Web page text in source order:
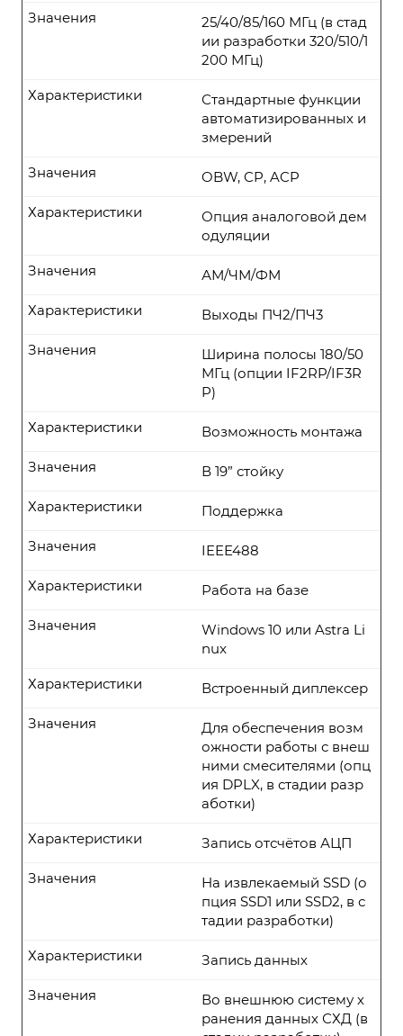
25/40/85/160 МГц (в стад
ии разработки 320/510/1
200 МГц)
Значения
Стандартные функции
автоматизированных и
змерений
Характеристики
OBW, CP, ACP
Значения
Опция аналоговой дем
одуляции
Характеристики
АМ/ЧМ/ФМ
Значения
Выходы ПЧ2/ПЧ3
Характеристики
Ширина полосы 180/50
МГц (опции IF2RP/IF3R
P)
Значения
Возможность монтажа
Характеристики
В 19” стойку
Значения
Поддержка
Характеристики
IEEE488
Значения
Работа на базе
Характеристики
Windows 10 или Astra Li
nux
Значения
Встроенный диплексер
Характеристики
Для обеспечения возм
ожности работы с внеш
ними смесителями (опц
ия DPLX, в стадии разр
аботки)
Значения
Запись отсчётов АЦП
Характеристики
На извлекаемый SSD (о
пция SSD1 или SSD2, в с
тадии разработки)
Значения
Запись данных
Характеристики
Во внешнюю систему х
ранения данных СХД (в
Значения